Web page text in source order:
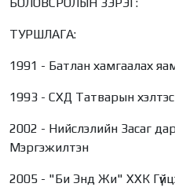
ТУРШЛАГА:
1991 - Батлан хамгаалах
1993 - СХД Татварын
2002 - Нийслэлийн Засаг
Мэргэжилтэн
2005 - "Би Энд Жи" ХХК